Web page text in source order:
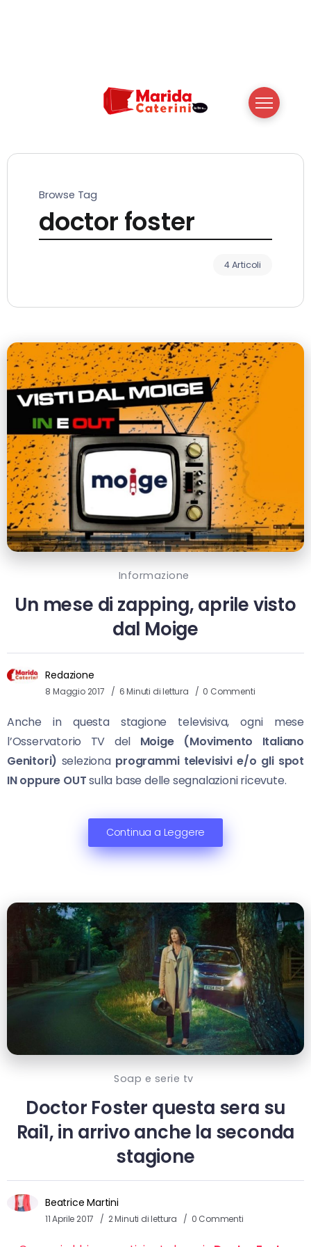
Browse Tag
doctor foster
4 Articoli
Informazione
Un mese di zapping, aprile visto
dal Moige
Redazione
8 Maggio 2017 6 Minuti di lettura 0 Commenti
Anche in questa stagione televisiva, ogni mese
l’Osservatorio TV del Moige (Movimento Italiano
Genitori) seleziona programmi televisivi e/o gli spot
IN oppure OUTsulla base delle segnalazioni ricevute.
Continua a Leggere
Soap e serie tv
Doctor Foster questa sera su
Rai1, in arrivo anche la seconda
stagione
Beatrice Martini
11 Aprile 2017 2 Minuti di lettura 0 Commenti